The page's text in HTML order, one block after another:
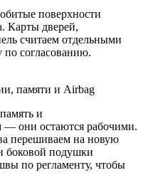
поверхности
Карты дверей,
считаем отдельными
по согласованию.
памяти и Airbag
и
— они остаются рабочими.
перешиваем на новую
боковой подушки
по регламенту, чтобы